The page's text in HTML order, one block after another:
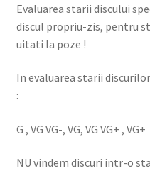
Evaluarea starii discului
discul propriu-zis, pentru
uitati la poze !
In evaluarea starii
:
G , VG VG-, VG, VG VG+ , VG+
NU vindem discuri intr-o